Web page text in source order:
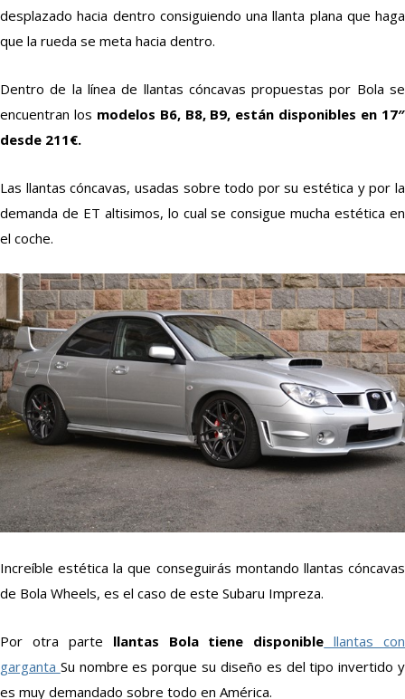
desplazado hacia dentro consiguiendo una llanta plana que haga
que la rueda se meta hacia dentro.
Dentro de la línea de llantas cóncavas propuestas por Bola se
encuentran los modelos B6, B8, B9, están disponibles en 17″
desde 211€.
Las llantas cóncavas, usadas sobre todo por su estética y por la
demanda de ET altisimos, lo cual se consigue mucha estética en
el coche.
Increíble estética la que conseguirás montando llantas cóncavas
de Bola Wheels, es el caso de este Subaru Impreza.
Por otra parte llantas Bola tiene disponible llantas con
garganta Su nombre es porque su diseño es del tipo invertido y
es muy demandado sobre todo en América.